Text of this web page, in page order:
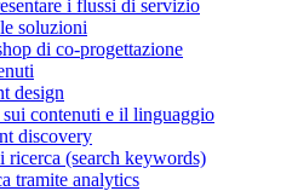
i flussi di servizio
soluzioni
di co-progettazione
design
contenuti e il linguaggio
discovery
ricerca (search keywords)
tramite analytics